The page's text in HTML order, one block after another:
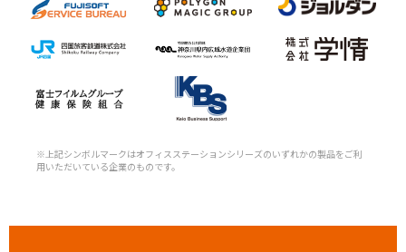
※上記シンボルマークはオフィスステーションシリーズのいずれかの製品をご利
用いただいている企業のものです。